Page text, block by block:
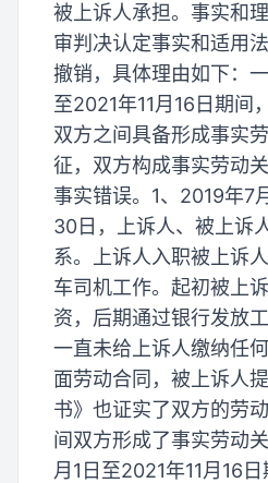
被上诉人承担。事实和
审判决认定事实和适用
撤销，具体理由如下：
至2021年11月16日期间
双方之间具备形成事实
征，双方构成事实劳动
事实错误。1、2019年7
30日，上诉人、被上诉
系。上诉人入职被上诉
车司机工作。起初被上
资，后期通过银行发放
一直未给上诉人缴纳任
面劳动合同，被上诉人
书》也证实了双方的劳
间双方形成了事实劳动
月1日至2021年11月16